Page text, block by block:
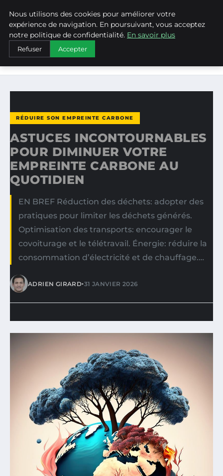
WEARECLIMATECONTROL
ACCUEIL
RÉDUIRE SON EMPREINTE CARBONE
ASTUCES INCONTOURNABLES POUR DIMINUER VOTRE
RÉDUIRE SON EMPREINTE CARBONE
ASTUCES INCONTOURNABLES
POUR DIMINUER VOTRE
EMPREINTE CARBONE AU
QUOTIDIEN
EN BREF Réduction des déchets: adopter des
pratiques pour limiter les déchets générés.
Optimisation des transports: encourager le
covoiturage et le télétravail. Énergie: réduire la
consommation d’électricité et de chauffage.…
ADRIEN GIRARD•31 JANVIER 2026
Nous utilisons des cookies pour améliorer votre
expérience de navigation. En poursuivant, vous acceptez
notre politique de confidentialité. En savoir plus
Refuser Accepter